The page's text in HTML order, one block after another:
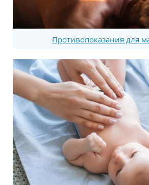
Противопоказания для